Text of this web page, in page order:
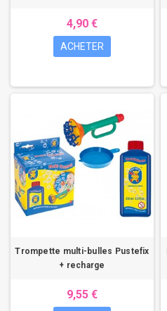
4,90 €
ACHETER
Trompette multi-bulles Pustefix
+ recharge
9,55 €